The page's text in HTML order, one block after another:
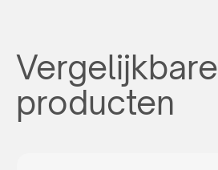
Vergelijkbare
producten